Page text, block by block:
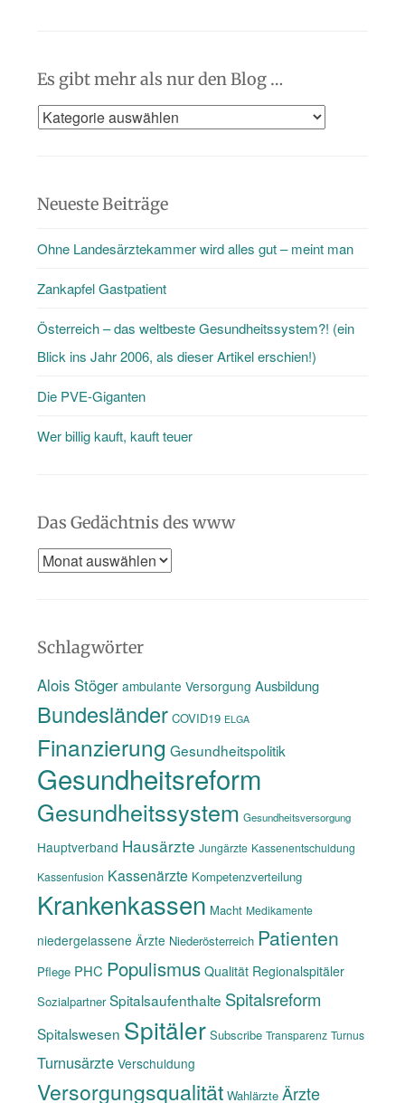
Es gibt mehr als nur den Blog …
Es
als
den
Blog
Neueste Beiträge
Ohne Landesärztekammer wird alles gut – meint man
Zankapfel Gastpatient
Österreich – das weltbeste Gesundheitssystem?! (ein
Blick ins Jahr 2006, als dieser Artikel erschien!)
Die PVE-Giganten
Wer billig kauft, kauft teuer
Das Gedächtnis des www
Das
www
Schlagwörter
Alois Stöger ambulante Versorgung Ausbildung
Bundesländer COVID19 ELGA
Finanzierung Gesundheitspolitik
Gesundheitsreform
Gesundheitssystem Gesundheitsversorgung
Hauptverband Hausärzte Jungärzte Kassenentschuldung
Kassenfusion Kassenärzte Kompetenzverteilung
Krankenkassen Macht Medikamente
niedergelassene Ärzte Niederösterreich Patienten
Pflege PHC Populismus Qualität Regionalspitäler
Sozialpartner Spitalsaufenthalte Spitalsreform
Spitalswesen Spitäler Subscribe Transparenz Turnus
Turnusärzte Verschuldung
Versorgungsqualität Wahlärzte Ärzte